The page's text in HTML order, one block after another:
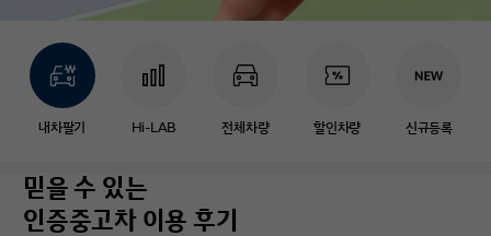
내차팔기 Hi-LAB 전체차량 할인차량 신규등록
믿을 수 있는
인증중고차 이용 후기